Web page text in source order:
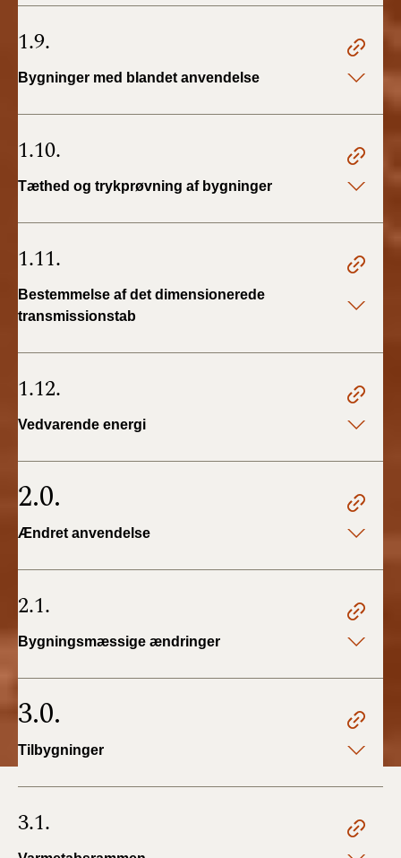
1.9.
Bygninger med blandet anvendelse
1.10.
Tæthed og trykprøvning af bygninger
1.11.
Bestemmelse af det dimensionerede
transmissionstab
1.12.
Vedvarende energi
2.0.
Ændret anvendelse
2.1.
Bygningsmæssige ændringer
3.0.
Tilbygninger
3.1.